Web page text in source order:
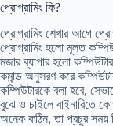
প্রোগ্রামিং কি?
প্রোগ্রামিং শেখার আগে
প্রোগ্রামিং হলো মূলত
মজার ব্যাপার হলো
কমান্ড অনুসরণ করে
কম্পিউটারকে বলা হবে,
বুঝে ও চাইলে বাইনারিতে
অনেক কঠিন, তা প্রচুর সময়